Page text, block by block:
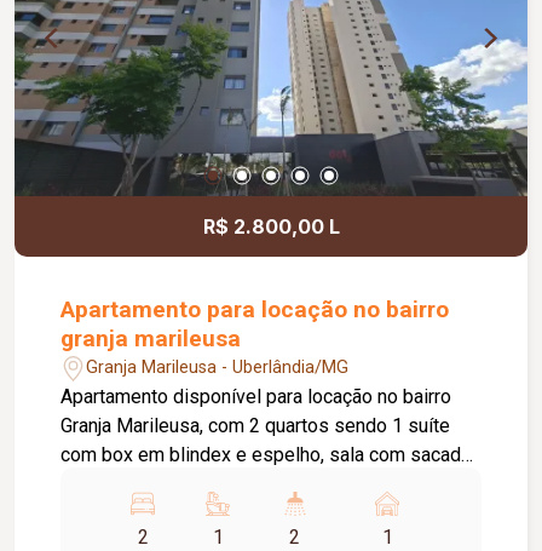
R$ 2.800,00 L
Apartamento para locação no bairro
granja marileusa
Granja Marileusa - Uberlândia/MG
Apartamento disponível para locação no bairro
Granja Marileusa, com 2 quartos sendo 1 suíte
com box em blindex e espelho, sala com sacada
banheiro social também com box e espelho. O
prédio conta com hall com box privativo, 2
2 1 2 1